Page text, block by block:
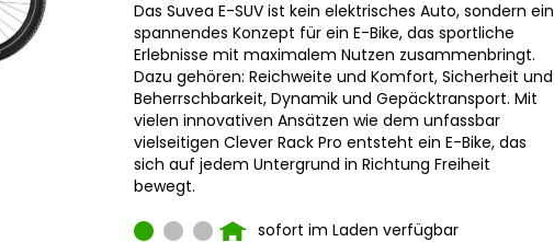
Das Suvea E-SUV ist kein elektrisches Auto, sondern ein
spannendes Konzept für ein E-Bike, das sportliche
Erlebnisse mit maximalem Nutzen zusammenbringt.
Dazu gehören: Reichweite und Komfort, Sicherheit und
Beherrschbarkeit, Dynamik und Gepäcktransport. Mit
vielen innovativen Ansätzen wie dem unfassbar
vielseitigen Clever Rack Pro entsteht ein E-Bike, das
sich auf jedem Untergrund in Richtung Freiheit
bewegt.
sofort im Laden verfügbar